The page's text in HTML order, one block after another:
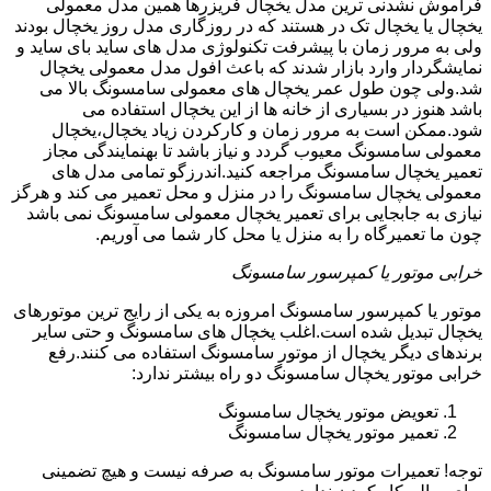
فراموش نشدنی ترین مدل یخچال فریزرها همین مدل معمولی
یخچال یا یخچال تک در هستند که در روزگاری مدل روز یخچال بودند
ولی به مرور زمان با پیشرفت تکنولوژی مدل های ساید بای ساید و
نمایشگردار وارد بازار شدند که باعث افول مدل معمولی یخچال
شد.ولی چون طول عمر یخچال های معمولی سامسونگ بالا می
باشد هنوز در بسیاری از خانه ها از این یخچال استفاده می
شود.ممکن است به مرور زمان و کارکردن زیاد یخچال،یخچال
معمولی سامسونگ معیوب گردد و نیاز باشد تا بهنمایندگی مجاز
تعمیر یخچال سامسونگ مراجعه کنید.اندرزگو تمامی مدل های
معمولی یخچال سامسونگ را در منزل و محل تعمیر می کند و هرگز
نیازی به جابجایی برای تعمیر یخچال معمولی سامسونگ نمی باشد
چون ما تعمیرگاه را به منزل یا محل کار شما می آوریم.
خرابی موتور یا کمپرسور سامسونگ
موتور یا کمپرسور سامسونگ امروزه به یکی از رایج ترین موتورهای
یخچال تبدیل شده است.اغلب یخچال های سامسونگ و حتی سایر
برندهای دیگر یخچال از موتور سامسونگ استفاده می کنند.رفع
خرابی موتور یخچال سامسونگ دو راه بیشتر ندارد:
تعویض موتور یخچال سامسونگ
تعمیر موتور یخچال سامسونگ
توجه! تعمیرات موتور سامسونگ به صرفه نیست و هیچ تضمینی